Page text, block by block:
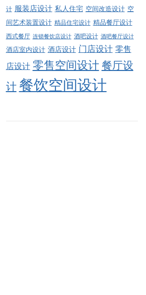
计 服装店设计 私人住宅 空间改造设计 空
间艺术装置设计 精品住宅设计 精品餐厅设计
西式餐厅 连锁餐饮店设计 酒吧设计 酒吧餐厅设计
酒店室内设计 酒店设计 门店设计 零售
店设计 零售空间设计 餐厅设
计 餐饮空间设计